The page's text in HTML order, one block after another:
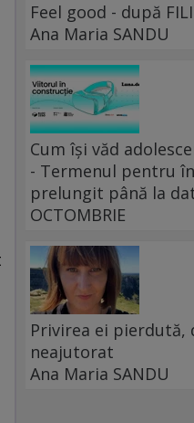
Feel good - după
Ana Maria SANDU
Cum își văd
- Termenul pentru
prelungit până la
OCTOMBRIE
Privirea ei pierdută,
neajutorat
Ana Maria SANDU